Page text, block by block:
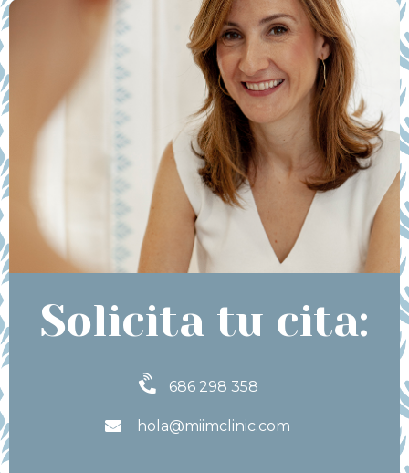
Solicita tu cita:
686 298 358
hola@miimclinic.com